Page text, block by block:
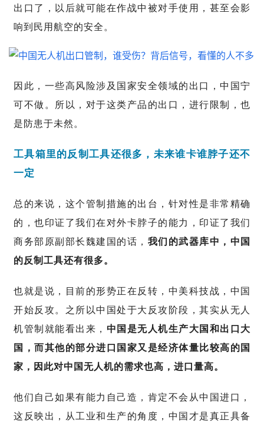
出口了，以后就可能在作战中被对手使用， 甚至会影
响到民用航空的安全。
因此，一些高风险涉及国家安全领域的出口，中国宁
可不做。所以，对于这类产品的出口，进行限制，也
是防患于未然。
工具箱里的反制工具还很多，未来谁卡谁脖子还不
一定
总的来说，这个管制措施的出台，针对性是非常精确
的，也印证了我们在对外卡脖子的能力，印证了我们
商务部原副部长魏建国的话， 我们的武器库中，中国
的反制工具还有很多。
也就是说，目前的形势正在反转，中美科技战，中国
开始反攻。之所以中国处于大反攻阶段，其实从无人
机管制就能看出来， 中国是无人机生产大国和出口大
国，而其他的部分进口国家又是经济体量比较高的国
家，因此对中国无人机的需求也高，进口量高。
他们自己如果有能力自己造，肯定不会从中国进口，
这反映出，从工业和生产的角度，中国才是真正具备